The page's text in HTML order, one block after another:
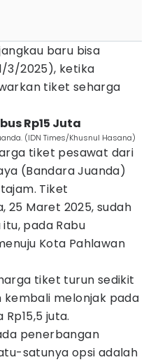
baru bisa
3/2025), ketika
tiket seharga
Rp15 Juta
(IDN Times/Khusnul Hasana)
tiket pesawat dari
(Bandara Juanda)
Tiket
25 Maret 2025, sudah
pada Rabu
Kota Pahlawan
tiket turun sedikit
kembali melonjak pada
juta.
penerbangan
satunya opsi adalah